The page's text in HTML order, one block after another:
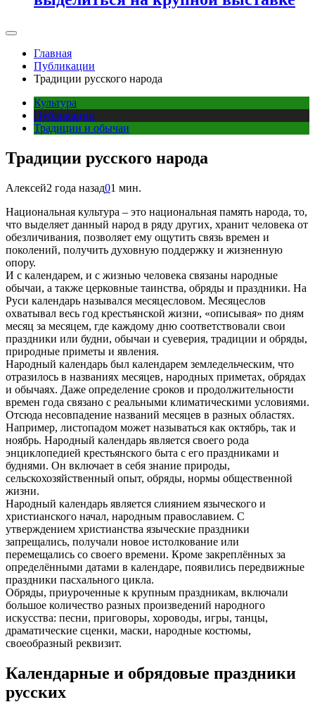
Главная
Публикации
Традиции русского народа
Культура
Публикации
Традиции и обычаи
Традиции русского народа
Алексей2 года назад01 мин.
Национальная культура – это национальная память народа, то,
что выделяет данный народ в ряду других, хранит человека от
обезличивания, позволяет ему ощутить связь времен и
поколений, получить духовную поддержку и жизненную
опору.
И с календарем, и с жизнью человека связаны народные
обычаи, а также церковные таинства, обряды и праздники. На
Руси календарь назывался месяцесловом. Месяцеслов
охватывал весь год крестьянской жизни, «описывая» по дням
месяц за месяцем, где каждому дню соответствовали свои
праздники или будни, обычаи и суеверия, традиции и обряды,
природные приметы и явления.
Народный календарь был календарем земледельческим, что
отразилось в названиях месяцев, народных приметах, обрядах
и обычаях. Даже определение сроков и продолжительности
времен года связано с реальными климатическими условиями.
Отсюда несовпадение названий месяцев в разных областях.
Например, листопадом может называться как октябрь, так и
ноябрь. Народный календарь является своего рода
энциклопедией крестьянского быта с его праздниками и
буднями. Он включает в себя знание природы,
сельскохозяйственный опыт, обряды, нормы общественной
жизни.
Народный календарь является слиянием языческого и
христианского начал, народным православием. С
утверждением христианства языческие праздники
запрещались, получали новое истолкование или
перемещались со своего времени. Кроме закреплённых за
определёнными датами в календаре, появились передвижные
праздники пасхального цикла.
Обряды, приуроченные к крупным праздникам, включали
большое количество разных произведений народного
искусства: песни, приговоры, хороводы, игры, танцы,
драматические сценки, маски, народные костюмы,
своеобразный реквизит.
Календарные и обрядовые праздники
русских